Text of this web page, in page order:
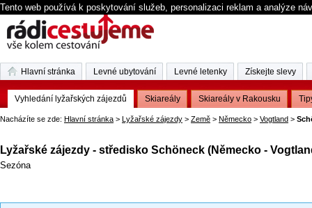
Tento web používá k poskytování služeb, personalizaci reklam a analýze
Nacházíte se zde: Hlavní stránka > Lyžařské zájezdy > Země > Německo > Vogtland >
Lyžařské zájezdy - středisko Schöneck (Německo -
Sezóna
Hlavní stránka Levné ubytování Levné letenky Získejte slevy
Vyhledání lyžařských zájezdů Skiareály Skiareály v Rakousku